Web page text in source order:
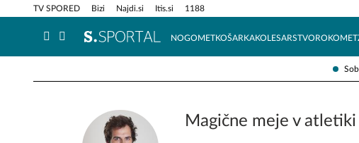
TV SPORED Bizi Najdi.si Itis.si 1188
NOGOMETKOŠARKAKOLESARSTVOROKOMET
Info in obvestila Tehnik
Magične meje v atletiki